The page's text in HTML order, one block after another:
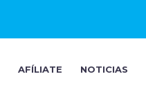
AFÍLIATE NOTICIAS